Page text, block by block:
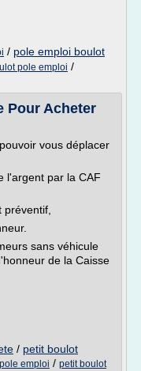
/ pole emploi boulot
pole emploi /
Pour Acheter
vous déplacer
l'argent par la CAF
sans véhicule
de la Caisse
/ petit boulot
emploi / petit boulot